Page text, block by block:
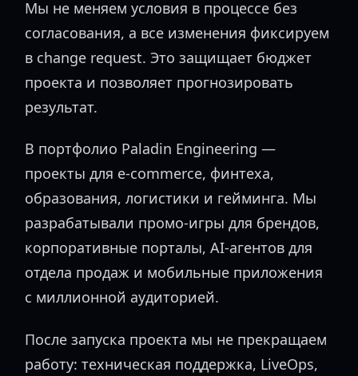
Мы не меняем условия в процессе без
согласования, а все изменения фиксируем
в change request. Это защищает бюджет
проекта и позволяет прогнозировать
результат.
В портфолио Paladin Engineering —
проекты для e-commerce, финтеха,
образования, логистики и гейминга. Мы
разрабатывали промо-игры для брендов,
корпоративные порталы, AI-агентов для
отдела продаж и мобильные приложения
с миллионной аудиторией.
После запуска проекта мы не прекращаем
работу: техническая поддержка, LiveOps,